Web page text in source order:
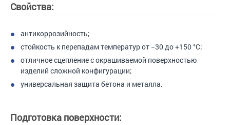
Свойства:
антикоррозийность;
стойкость к перепадам температур от −30 до +150 °С;
отличное сцепление с окрашиваемой поверхностью
изделий сложной конфигурации;
универсальная защита бетона и металла.
Подготовка поверхности: